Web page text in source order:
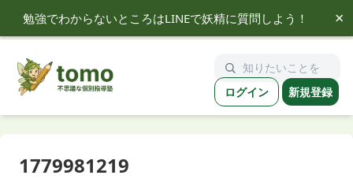
勉強でわからないところはLINEで妖精に質問しよう！ ×
tomo ログイン 新規登録
1779981219